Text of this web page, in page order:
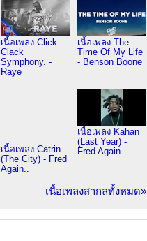
เนื้อเพลง Click
Clack
Symphony. -
Raye
เนื้อเพลง The
Time Of My Life
- Benson Boone
เนื้อเพลง Catrin
(The City) - Fred
Again..
เนื้อเพลง Kahan
(Last Year) -
Fred Again..
เนื้อเพลงสากลทั้งหมด»